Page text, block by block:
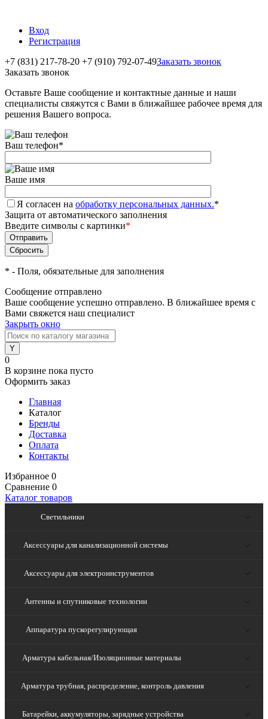
Вход
Регистрация
+7 (831) 217-78-20 +7 (910) 792-07-49Заказать звонок
Заказать звонок
Оставьте Ваше сообщение и контактные данные и наши
специалисты свяжутся с Вами в ближайшее рабочее время для
решения Вашего вопроса.
Ваш телефон*
Ваше имя
Я согласен на обработку персональных данных.*
Защита от автоматического заполнения
Введите символы с картинки*
* - Поля, обязательные для заполнения
Сообщение отправлено
Ваше сообщение успешно отправлено. В ближайшее время с
Вами свяжется наш специалист
Закрыть окно
0
В корзине пока пусто
Оформить заказ
Главная
Каталог
Бренды
Доставка
Оплата
Контакты
Избранное 0
Сравнение 0
Каталог товаров
Светильники
Аксессуары для канализационной системы
Аксессуары для электроинструментов
Антенны и спутниковые технологии
Аппаратура пускорегулирующая
Арматура кабельная/Изоляционные материалы
Арматура трубная, распределение, контроль давления
Батарейки, аккумуляторы, зарядные устройства